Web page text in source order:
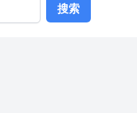
搜索